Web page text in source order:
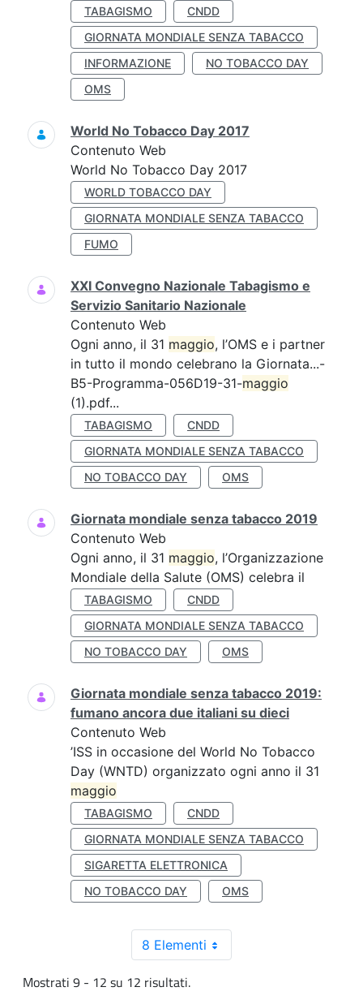
TABAGISMO
CNDD
GIORNATA MONDIALE SENZA TABACCO
INFORMAZIONE
NO TOBACCO DAY
OMS
World No Tobacco Day 2017
Contenuto Web
World No Tobacco Day 2017
WORLD TOBACCO DAY
GIORNATA MONDIALE SENZA TABACCO
FUMO
XXI Convegno Nazionale Tabagismo e
Servizio Sanitario Nazionale
Contenuto Web
Ogni anno, il 31 maggio, l’OMS e i partner
in tutto il mondo celebrano la Giornata...-
B5-Programma-056D19-31-maggio
(1).pdf...
TABAGISMO
CNDD
GIORNATA MONDIALE SENZA TABACCO
NO TOBACCO DAY
OMS
Giornata mondiale senza tabacco 2019
Contenuto Web
Ogni anno, il 31 maggio, l’Organizzazione
Mondiale della Salute (OMS) celebra il
TABAGISMO
CNDD
GIORNATA MONDIALE SENZA TABACCO
NO TOBACCO DAY
OMS
Giornata mondiale senza tabacco 2019:
fumano ancora due italiani su dieci
Contenuto Web
’ISS in occasione del World No Tobacco
Day (WNTD) organizzato ogni anno il 31
maggio
TABAGISMO
CNDD
GIORNATA MONDIALE SENZA TABACCO
SIGARETTA ELETTRONICA
NO TOBACCO DAY
OMS
8 Elementi
Mostrati 9 - 12 su 12 risultati.